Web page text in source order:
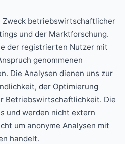
Zweck betriebswirtschaftlicher
und der Marktforschung.
der registrierten Nutzer mit
genommenen
Die Analysen dienen uns zur
der Optimierung
Betriebswirtschaftlichkeit. Die
und werden nicht extern
um anonyme Analysen mit
handelt.